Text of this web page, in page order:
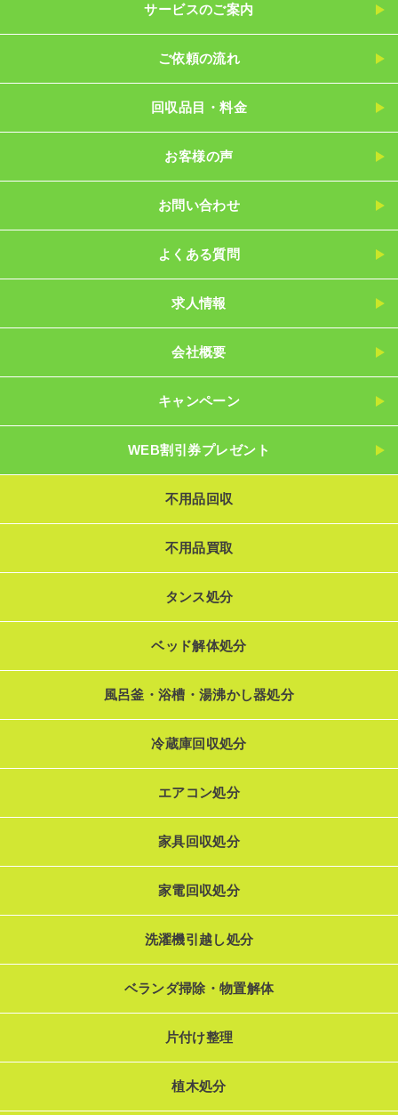
サービスのご案内
ご依頼の流れ
回収品目・料金
お客様の声
お問い合わせ
よくある質問
求人情報
会社概要
キャンペーン
WEB割引券プレゼント
不用品回収
不用品買取
タンス処分
ベッド解体処分
風呂釜・浴槽・湯沸かし器処分
冷蔵庫回収処分
エアコン処分
家具回収処分
家電回収処分
洗濯機引越し処分
ベランダ掃除・物置解体
片付け整理
植木処分